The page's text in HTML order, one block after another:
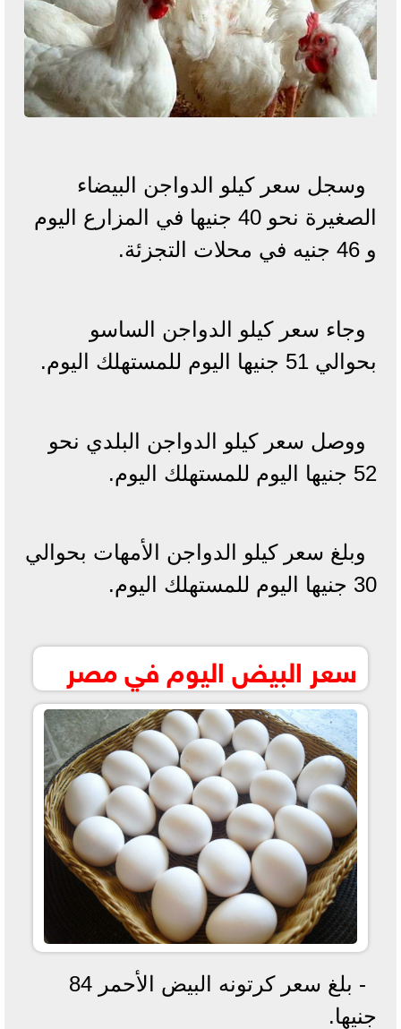
وسجل سعر كيلو الدواجن البيضاء
الصغيرة نحو 40 جنيها في المزارع اليوم
و 46 جنيه في محلات التجزئة.
وجاء سعر كيلو الدواجن الساسو
بحوالي 51 جنيها اليوم للمستهلك اليوم.
ووصل سعر كيلو الدواجن البلدي نحو
52 جنيها اليوم للمستهلك اليوم.
وبلغ سعر كيلو الدواجن الأمهات بحوالي
30 جنيها اليوم للمستهلك اليوم.
سعر البيض اليوم في مصر
- بلغ سعر كرتونه البيض الأحمر 84
جنيها.